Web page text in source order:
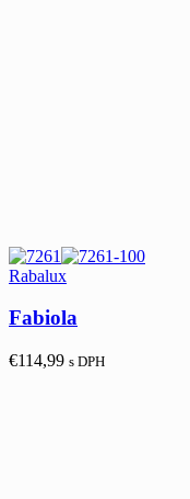
Rabalux
Fabiola
€114,99 s DPH